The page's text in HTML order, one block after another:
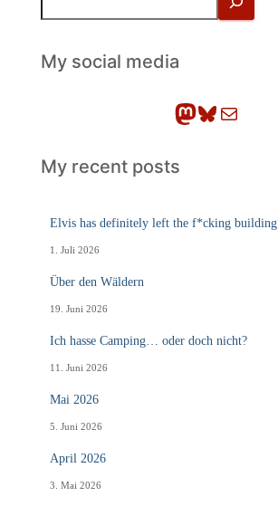
h
eMy social media
Mastodon Bluesky E-Mail
My recent posts
Elvis has definitely left the f*cking building
1. Juli 2026
Über den Wäldern
19. Juni 2026
Ich hasse Camping… oder doch nicht?
11. Juni 2026
Mai 2026
5. Juni 2026
April 2026
3. Mai 2026